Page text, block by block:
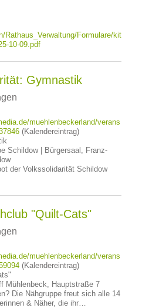
Rathaus_Verwaltung/Formulare/kit
10-09.pdf
Gymnastik
muehlenbeckerland/verans
(Kalendereintrag)
Schildow | Bürgersaal, Franz-
der Volkssolidarität Schildow
"Quilt-Cats"
muehlenbeckerland/verans
(Kalendereintrag)
Mühlenbeck, Hauptstraße 7
Die Nähgruppe freut sich alle 14
& Näher, die ihr…